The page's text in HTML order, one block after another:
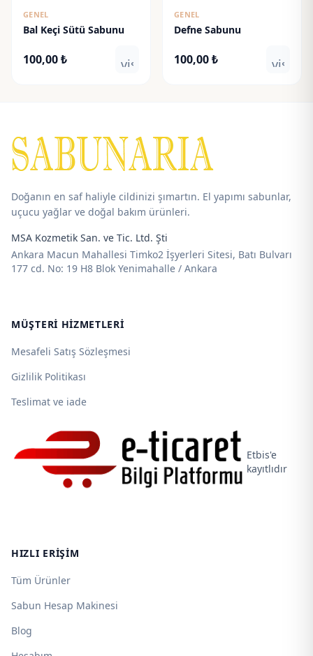
GENEL
Bal Keçi Sütü Sabunu
100,00₺ visibility
GENEL
Defne Sabunu
100,00₺
Doğanın en saf haliyle cildinizi şımartın. El yapımı sabunlar,
uçucu yağlar ve doğal bakım ürünleri.
MSA Kozmetik San. ve Tic. Ltd. Şti
Ankara Macun Mahallesi Timko2 İşyerleri Sitesi, Batı Bulvarı
177 cd. No: 19 H8 Blok Yenimahalle / Ankara
MÜŞTERI HIZMETLERI
Mesafeli Satış Sözleşmesi
Gizlilik Politikası
Teslimat ve iade
Etbis'e
kayıtlıdır
HIZLI ERIŞIM
Tüm Ürünler
Sabun Hesap Makinesi
Blog